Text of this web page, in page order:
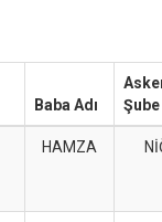
Baba Adı
Şube
HAMZA